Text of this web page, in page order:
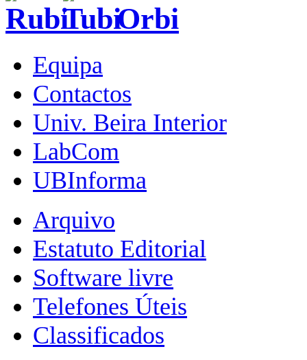
Equipa
Contactos
Univ. Beira Interior
LabCom
UBInforma
Arquivo
Estatuto Editorial
Software livre
Telefones Úteis
Classificados